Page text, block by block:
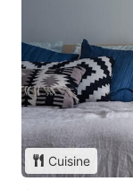
Cuisine